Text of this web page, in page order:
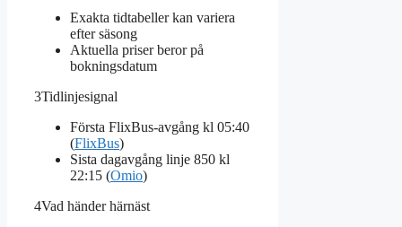
Exakta tidtabeller kan variera
efter säsong
Aktuella priser beror på
bokningsdatum
3Tidlinjesignal
Första FlixBus-avgång kl 05:40
(FlixBus)
Sista dagavgång linje 850 kl
22:15 (Omio)
4Vad händer härnäst